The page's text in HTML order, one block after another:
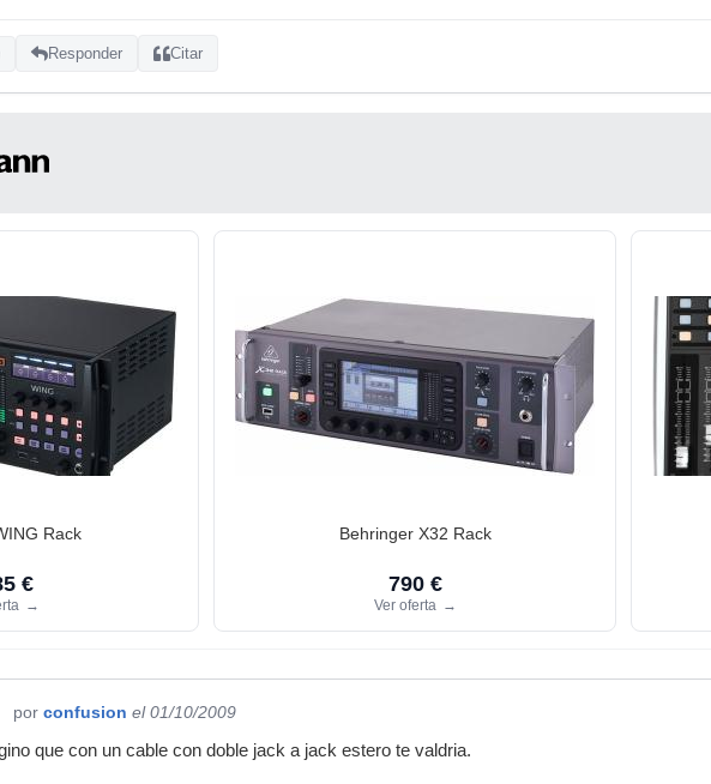
Responder Citar
Rack
€
→
Behringer X32 Rack
790 €
Ver oferta →
por confusion el 01/10/2009
que con un cable con doble jack a jack estero te valdria.